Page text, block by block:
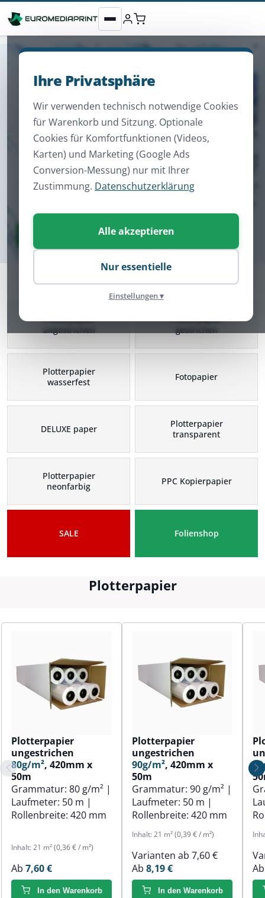
Ihre Privatsphäre
Wir verwenden technisch notwendige Cookies
für Warenkorb und Sitzung. Optionale
Cookies für Komfortfunktionen (Videos,
Karten) und Marketing (Google Ads
Conversion-Messung) nur mit Ihrer
Zustimmung. Datenschutzerklärung
Alle akzeptieren
Nur essentielle
Einstellungen ▾
Plotterpapier Kategorien
Plotterpapier
ungestrichen
Plotterpapier
gestrichen
Plotterpapier
wasserfest
Fotopapier
DELUXE paper
Plotterpapier
transparent
Plotterpapier
neonfarbig
PPC Kopierpapier
SALE Folienshop
Plotterpapier
Plotterpapier
ungestrichen
80g/m², 420mm x
50m
Grammatur: 80 g/m² |
Laufmeter: 50 m |
Rollenbreite: 420 mm
Inhalt: 21 m²(0,36 € / m²)
Ab 7,60 €
In den Warenkorb
Plotterpapier
ungestrichen
90g/m², 420mm x
50m
Grammatur: 90 g/m² |
Laufmeter: 50 m |
Rollenbreite: 420 mm
Inhalt: 21 m²(0,39 € / m²)
Varianten ab 7,60 €
Ab 8,19 €
In den Warenkorb